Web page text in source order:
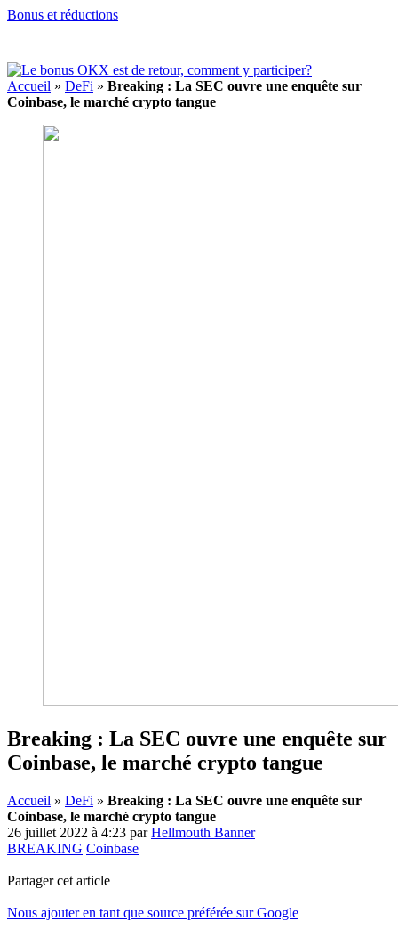
Bonus et réductions
Accueil » DeFi » Breaking : La SEC ouvre une enquête sur
Coinbase, le marché crypto tangue
Breaking : La SEC ouvre une enquête sur
Coinbase, le marché crypto tangue
Accueil » DeFi » Breaking : La SEC ouvre une enquête sur
Coinbase, le marché crypto tangue
26 juillet 2022 à 4:23 parHellmouth Banner
BREAKING Coinbase
Partager cet article
Nous ajouter en tant que source préférée sur Google